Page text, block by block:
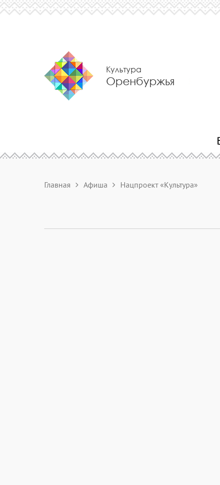
Культура
Оренбуржья
Главная Афиша Нацпроект «Культура»